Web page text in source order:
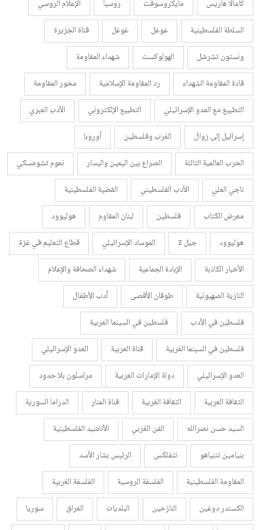
كامالا هاريس مايكروسوفت روسيا
الإعلام الروسي
السلطة الفلسطينية
غوغل غوغل
قناة الجزيرة
ونستون تشرشل
الهولوكست
شهداء المقاومة
قادة المقاومة الشهداء
رد المقاومة الإسلامية
محور المقاومة
التطبيع مع العدو الإسرائيلي
التطبيع الإلكتروني
الأدب العبري
إسرائيل إلى زوال
الغرب وفلسطين
أوروبا
الحرب العالمية الثالثة
الصراع بين اليمين واليسار
نعوم تشومسكي
ناجي العلي
الأدب الفلسطيني
القضية الفلسطينية
معرض الكتاب
فلسطين لبنان المقاوم
هوليوود
هوليوود
جيل z الموساد الإسرائيلي
قطاع التعليم في غزة
الأخبار الكاذبة
الإبادة الجماعية
شهداء الصحافة والإعلام
النازية الصهيونية
طوفان الأقصى
أدب الأطفال
فلسطين في الأدب
فلسطين في السينما العربية
فلسطين في السينما الغربية
قناة العربية
العدو الإسرائيلي
العدو الإسرائيلي
دولة الإمارات العربية
مراسلون بلا حدود
الثقافة العربية
الثقافة الغربية قناة المنار
الدراما السورية
السيد حسن نصرالله
الفن الغربي
الأناشيد الفلسطينية
بنيامين نتنياهو
نتفلكس
الرئيس بشار الأسد
المقاومة الفلسطينية
الفلسفة الروسية
الفلسفة الغربية
الكسندر دوغين
النازحين البلديات العراق
سوريا